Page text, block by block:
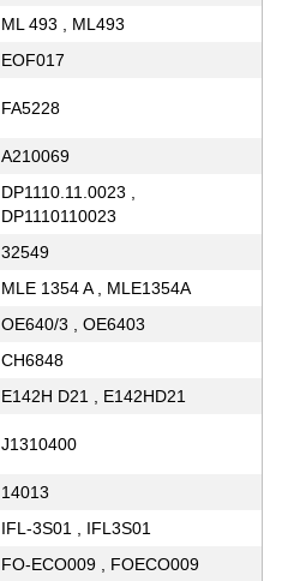
ML 493 , ML493
EOF017
FA5228
A210069
DP1110.11.0023 ,
DP1110110023
32549
MLE 1354 A , MLE1354A
OE640/3 , OE6403
CH6848
E142H D21 , E142HD21
J1310400
14013
IFL-3S01 , IFL3S01
FO-ECO009 , FOECO009